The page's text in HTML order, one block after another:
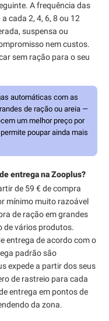
A frequência das
cada 2, 4, 6, 8 ou 12
suspensa ou
nem custos.
sem ração para o seu
automáticas com as
de ração ou areia —
um melhor preço por
poupar ainda mais
entrega na Zooplus?
de 59 € de compra
mínimo muito razoável
de ração em grandes
de vários produtos.
entrega de acordo com o
padrão são
expede a partir dos seus
de rastreio para cada
entrega em pontos de
da zona.